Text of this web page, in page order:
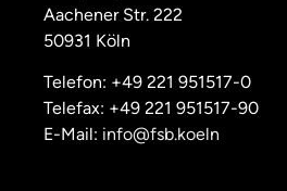
Aachener Str. 222
50931 Köln
Telefon: +49 221 951517-0
Telefax: +49 221 951517-90
E-Mail: info@fsb.koeln